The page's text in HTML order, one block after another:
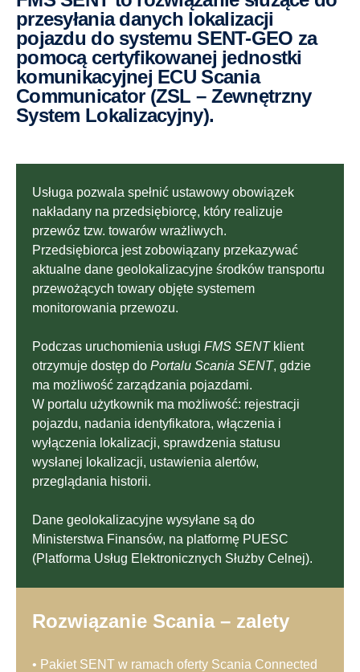
przesyłania danych lokalizacji
pojazdu do systemu SENT-GEO za
pomocą certyfikowanej jednostki
komunikacyjnej ECU Scania
Communicator (ZSL – Zewnętrzny
System Lokalizacyjny).
Usługa pozwala spełnić ustawowy obowiązek
nakładany na przedsiębiorcę, który realizuje
przewóz tzw. towarów wrażliwych.
Przedsiębiorca jest zobowiązany przekazywać
aktualne dane geolokalizacyjne środków transportu
przewożących towary objęte systemem
monitorowania przewozu.
Podczas uruchomienia usługi FMS SENTklient
otrzymuje dostęp do Portalu Scania SENT, gdzie
ma możliwość zarządzania pojazdami.
W portalu użytkownik ma możliwość: rejestracji
pojazdu, nadania identyfikatora, włączenia i
wyłączenia lokalizacji, sprawdzenia statusu
wysłanej lokalizacji, ustawienia alertów,
przeglądania historii.
Dane geolokalizacyjne wysyłane są do
Ministerstwa Finansów, na platformę PUESC
(Platforma Usług Elektronicznych Służby Celnej).
Rozwiązanie Scania – zalety
• Pakiet SENT w ramach oferty Scania Connected